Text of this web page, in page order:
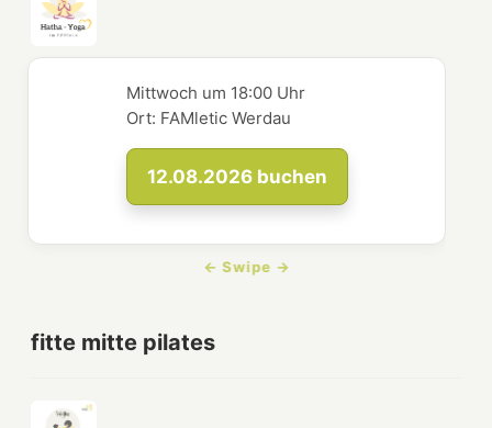
Mittwoch um 18:00 Uhr
Ort: FAMletic Werdau
12.08.2026buchen
fitte mitte pilates